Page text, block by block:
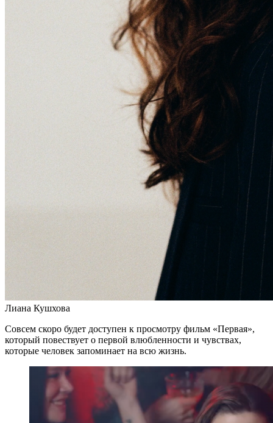
Лиана Кушхова
Совсем скоро будет доступен к просмотру фильм «Первая»,
который повествует о первой влюбленности и чувствах,
которые человек запоминает на всю жизнь.